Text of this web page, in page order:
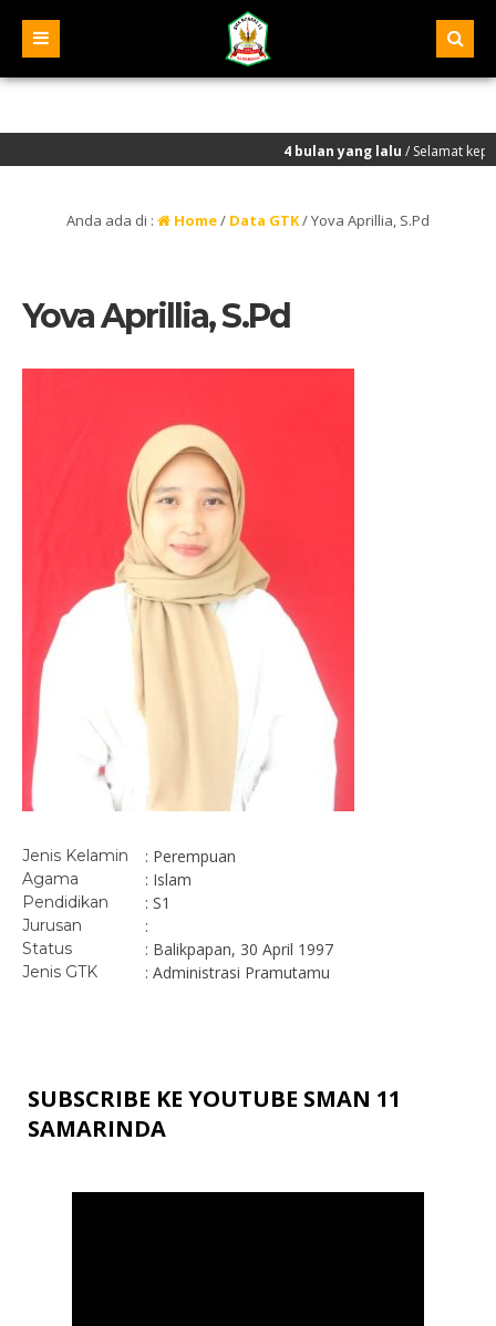
4 bulan yang lalu/ Selamat kepada
Anda ada di : Home/ Data GTK/Yova Aprillia, S.Pd
Yova Aprillia, S.Pd
Jenis Kelamin : Perempuan
Agama : Islam
Pendidikan : S1
Jurusan :
Status : Balikpapan, 30 April 1997
Jenis GTK : Administrasi Pramutamu
SUBSCRIBE KE YOUTUBE SMAN 11
SAMARINDA